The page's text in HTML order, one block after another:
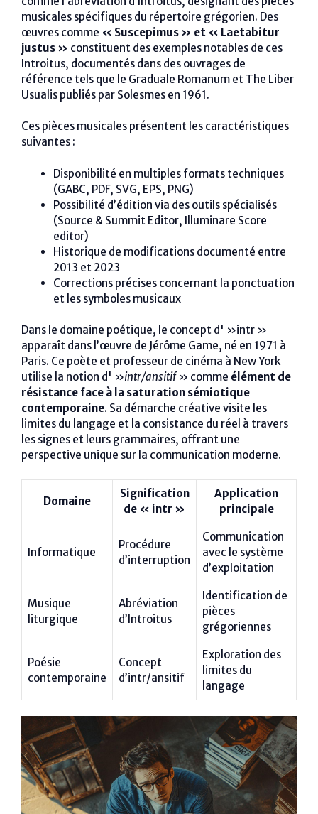
musicales spécifiques du répertoire grégorien. Des
œuvres comme « Suscepimus » et « Laetabitur
justus » constituent des exemples notables de ces
Introitus, documentés dans des ouvrages de
référence tels que le Graduale Romanum et The Liber
Usualis publiés par Solesmes en 1961.
Ces pièces musicales présentent les caractéristiques
suivantes :
Disponibilité en multiples formats techniques
(GABC, PDF, SVG, EPS, PNG)
Possibilité d’édition via des outils spécialisés
(Source & Summit Editor, Illuminare Score
editor)
Historique de modifications documenté entre
2013 et 2023
Corrections précises concernant la ponctuation
et les symboles musicaux
Dans le domaine poétique, le concept d' »intr »
apparaît dans l’œuvre de Jérôme Game, né en 1971 à
Paris. Ce poète et professeur de cinéma à New York
utilise la notion d' »intr/ansitif» comme élément de
résistance face à la saturation sémiotique
contemporaine. Sa démarche créative visite les
limites du langage et la consistance du réel à travers
les signes et leurs grammaires, offrant une
perspective unique sur la communication moderne.
Domaine
Signification
de « intr »
Application
principale
Informatique
Procédure
d’interruption
Communication
avec le système
d’exploitation
Musique
liturgique
Abréviation
d’Introitus
Identification de
pièces
grégoriennes
Poésie
contemporaine
Concept
d’intr/ansitif
Exploration des
limites du
langage